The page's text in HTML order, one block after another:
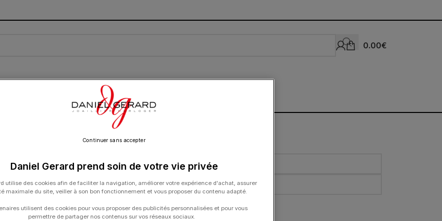
0.00€
CARTE CADEAU
Daniel Gerard prend soin de votre vie privée
utilise des cookies afin de faciliter la navigation, améliorer votre expérience d'achat, assurer
maximale du site, veiller à son bon fonctionnement et vous proposer du contenu adapté.
utilisent des cookies pour vous proposer des publicités personnalisées et pour vous
permettre de partager nos contenus sur vos réseaux sociaux.
Continuer sans accepter